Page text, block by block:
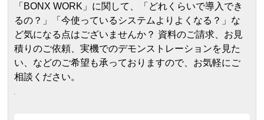
「BONX WORK」に関して、「どれくらいで導入でき
るの？」「今使っているシステムよりよくなる？」な
ど気になる点はございませんか？ 資料のご請求、お見
積りのご依頼、実機でのデモンストレーションを見た
い、などのご希望も承っておりますので、お気軽にご
相談ください。